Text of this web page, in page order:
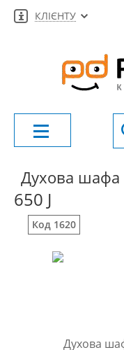
КЛІЄНТУ
Духова шафа
650 J
Код 1620